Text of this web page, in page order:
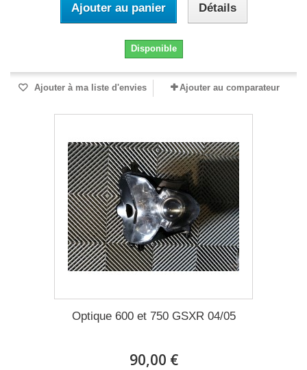
Ajouter au panier Détails
Disponible
Ajouter à ma liste d'envies Ajouter au comparateur
Optique 600 et 750 GSXR 04/05
90,00 €